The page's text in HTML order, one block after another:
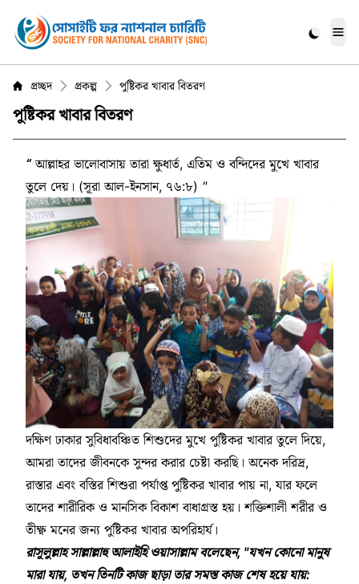
প্রচ্ছদ প্রকল্প পুষ্টিকর খাবার বিতরণ
পুষ্টিকর খাবার বিতরণ
“আল্লাহর ভালোবাসায় তারা ক্ষুধার্ত, এতিম ও বন্দিদের মুখে খাবার
তুলে দেয়। (সূরা আল-ইনসান, ৭৬:৮) "
দক্ষিণ ঢাকার সুবিধাবঞ্চিত শিশুদের মুখে পুষ্টিকর খাবার তুলে দিয়ে,
আমরা তাদের জীবনকে সুন্দর করার চেষ্টা করছি। অনেক দরিদ্র,
রাস্তার এবং বস্তির শিশুরা পর্যাপ্ত পুষ্টিকর খাবার পায় না, যার ফলে
তাদের শারীরিক ও মানসিক বিকাশ বাধাগ্রস্ত হয়। শক্তিশালী শরীর ও
তীক্ষ্ণ মনের জন্য পুষ্টিকর খাবার অপরিহার্য।
রাসূলুল্লাহ সাল্লাল্লাহু আলাইহি ওয়াসাল্লাম বলেছেন, "যখন কোনো মানুষ
মারা যায়, তখন তিনটি কাজ ছাড়া তার সমস্ত কাজ শেষ হয়ে যায়: